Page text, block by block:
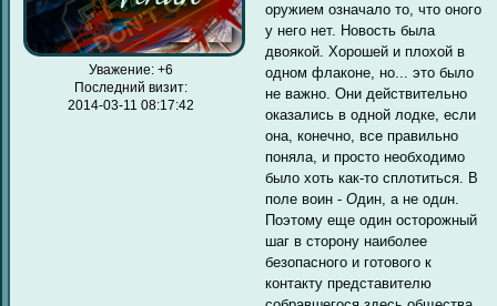
Уважение: +6
Последний визит:
2014-03-11 08:17:42
оружием означало то, что оного
у него нет. Новость была
двоякой. Хорошей и плохой в
одном флаконе, но... это было
не важно. Они действительно
оказались в одной лодке, если
она, конечно, все правильно
поняла, и просто необходимо
было хоть как-то сплотиться. В
поле воин -Один, а не один.
Поэтому еще один осторожный
шаг в сторону наиболее
безопасного и готового к
контакту представителю